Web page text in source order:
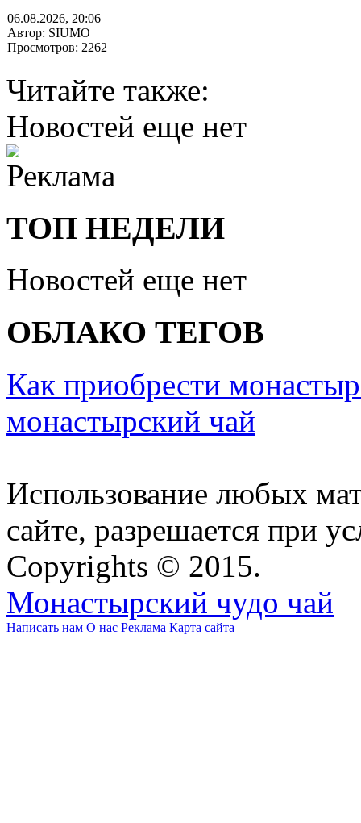
06.08.2026, 20:06
Автор: SIUMO
Просмотров: 2262
Читайте также:
Новостей еще нет
ТОП НЕДЕЛИ
Новостей еще нет
ОБЛАКО ТЕГОВ
Как приобрести
монастырский чай
Использование любых
сайте, разрешается при
Copyrights © 2015.
Монастырский чудо чай
Написать нам О нас Реклама Карта сайта